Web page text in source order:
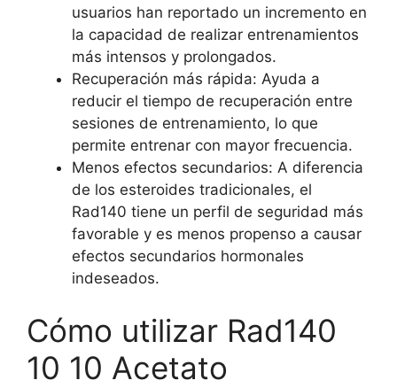
usuarios han reportado un incremento en
la capacidad de realizar entrenamientos
más intensos y prolongados.
Recuperación más rápida: Ayuda a
reducir el tiempo de recuperación entre
sesiones de entrenamiento, lo que
permite entrenar con mayor frecuencia.
Menos efectos secundarios: A diferencia
de los esteroides tradicionales, el
Rad140 tiene un perfil de seguridad más
favorable y es menos propenso a causar
efectos secundarios hormonales
indeseados.
Cómo utilizar Rad140
10 10 Acetato